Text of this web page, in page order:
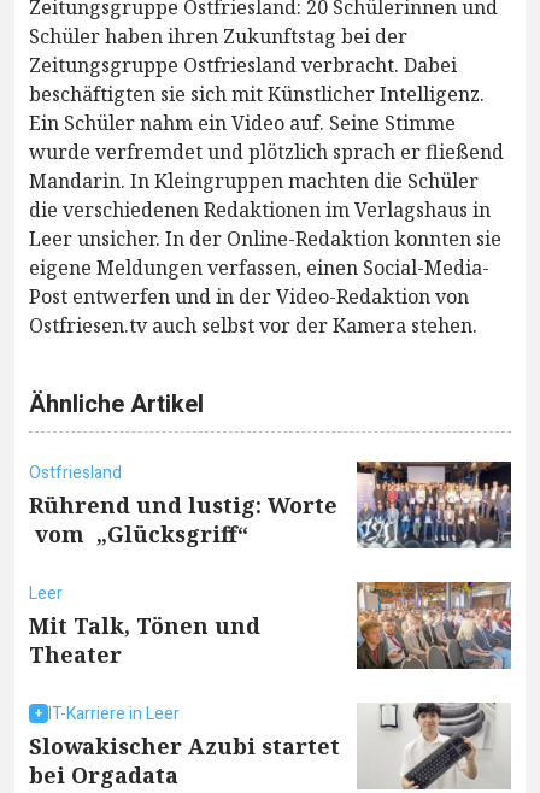
Zeitungsgruppe Ostfriesland: 20 Schülerinnen und
Schüler haben ihren Zukunftstag bei der
Zeitungsgruppe Ostfriesland verbracht. Dabei
beschäftigten sie sich mit Künstlicher Intelligenz.
Ein Schüler nahm ein Video auf. Seine Stimme
wurde verfremdet und plötzlich sprach er fließend
Mandarin. In Kleingruppen machten die Schüler
die verschiedenen Redaktionen im Verlagshaus in
Leer unsicher. In der Online-Redaktion konnten sie
eigene Meldungen verfassen, einen Social-Media-
Post entwerfen und in der Video-Redaktion von
Ostfriesen.tv auch selbst vor der Kamera stehen.
Ähnliche Artikel
Ostfriesland
Rührend und lustig: Worte
vom „Glücksgriff“
Leer
Mit Talk, Tönen und
Theater
IT-Karriere in Leer
Slowakischer Azubi startet
bei Orgadata